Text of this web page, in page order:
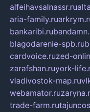
alfeihavsalnassr.ru
aria-family.ru
bankaribi.ru
blagodarenie-spb.ru
cardvoice.ruzed-
zarafshan.ruyork-
vladivostok-map.ru
webamator.ru
trade-farm.ru